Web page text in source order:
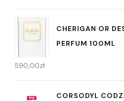
CHERIGAN OR
PERFUM 100ML
590,00zł
CORSODYL